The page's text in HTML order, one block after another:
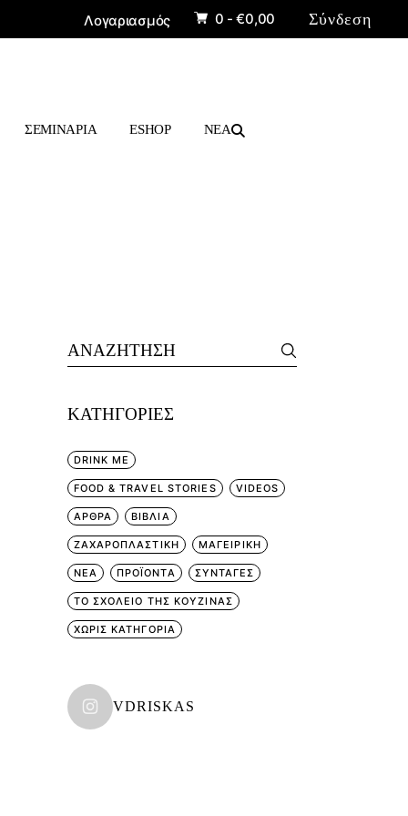
Λογαριασμός 0 -€0,00 Σύνδεση
ΣΕΜΙΝΑΡΙΑ ESHOP ΝΕΑ
Search
for:
KΑΤΗΓΟΡΊΕΣ
DRINK ME
FOOD & TRAVEL STORIES VIDEOS
ΑΡΘΡΑ ΒΙΒΛΙΑ
ΖΑΧΑΡΟΠΛΑΣΤΙΚΗ ΜΑΓΕΙΡΙΚΗ
ΝΕΑ ΠΡΟΪΟΝΤΑ ΣΥΝΤΑΓΕΣ
ΤΟ ΣΧΟΛΕΙΟ ΤΗΣ ΚΟΥΖΙΝΑΣ
ΧΩΡΊΣ ΚΑΤΗΓΟΡΊΑ
VDRISKAS